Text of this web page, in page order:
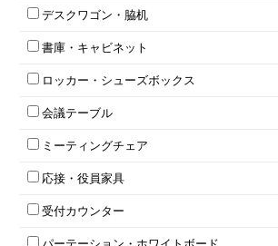
役員チェア
高級チェア（多機能チェア）
オフィスチェアその他
フリーアドレスデスク（ベンチデスク）
昇降デスク
オフィスデスクその他
両袖机
デスクワゴン・脇机
インワゴン2段
インワゴン3段
脇机
ワゴンその他
書庫・キャビネット
ハイキャビネット
ローキャビネット
両開きキャビネット
スチールキャビネット
上下連結キャビネット
軽量ラック（スチールラック）
収納家具その他
ロッカー・シューズボックス
1人用ロッカー
2人用ロッカー
3人用ロッカー
4人用ロッカー
5人用ロッカー
8人用ロッカー
多人数ロッカー
会議テーブル
スタッキングテーブル
ネスティングテーブル
幕板付テーブル
カウンターテーブル
T字脚テーブル
ミーティングチェア
キャスター付きミーティングチェア
スタッキングミーティングチェア
テーブル付きミーティングチェア
ネスティングミーティングチェア
折りたたみミーティングチェア
応接・役員家具
応接セット
応接ソファ
応接チェア
受付カウンター